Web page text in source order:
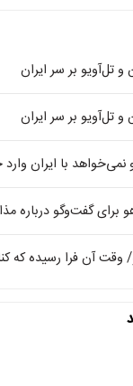
تل‌آویو بر سر ایران
تل‌آویو بر سر ایران
نمی‌خواهد با ایران
برای گفت‌وگو درباره
وقت آن فرا رسیده که